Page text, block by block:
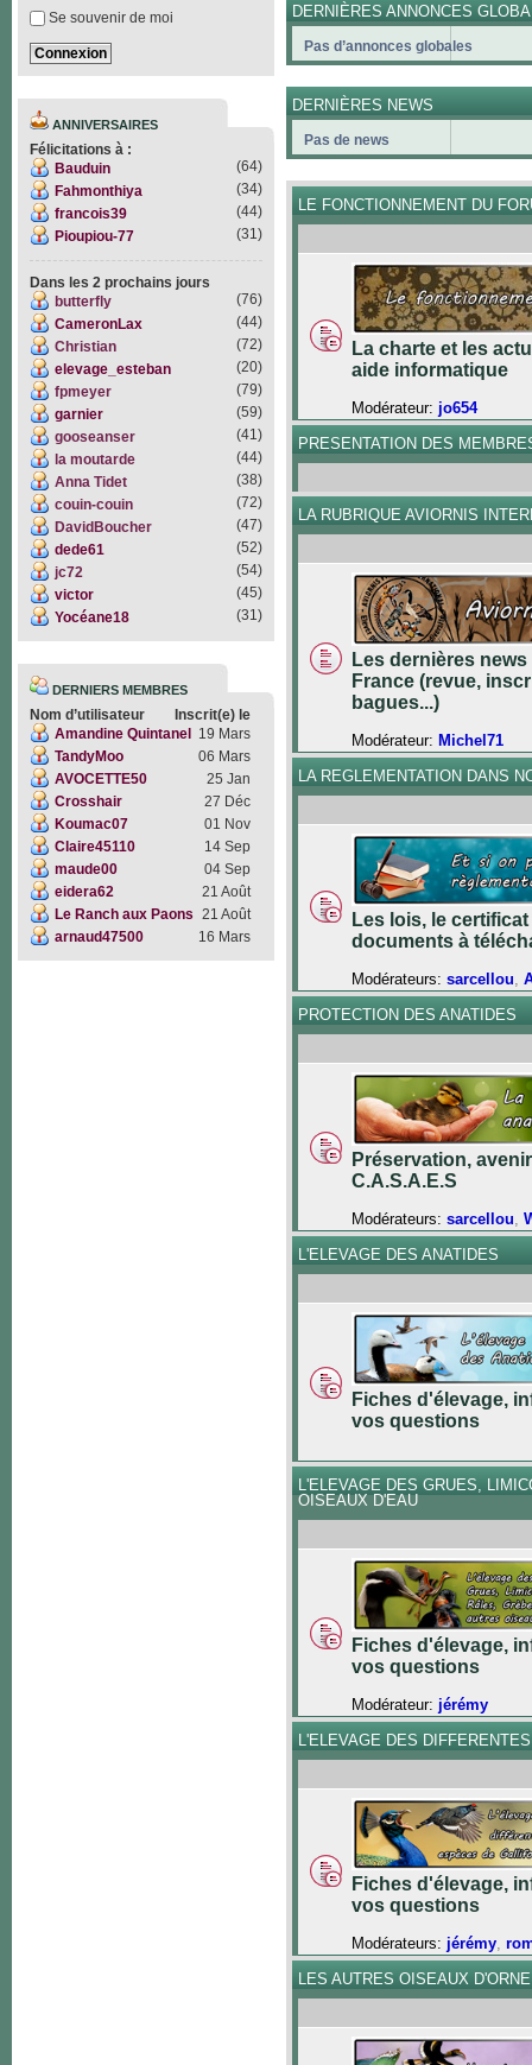
Se souvenir de moi
ANNIVERSAIRES
Félicitations à :
Bauduin
(64)
Fahmonthiya
(34)
francois39
(44)
Pioupiou-77
(31)
Dans les 2 prochains jours
butterfly
(76)
CameronLax
(44)
Christian
(72)
elevage_esteban
(20)
fpmeyer
(79)
garnier
(59)
gooseanser
(41)
la moutarde
(44)
Anna Tidet
(38)
couin-couin
(72)
DavidBoucher
(47)
dede61
(52)
jc72
(54)
victor
(45)
Yocéane18
(31)
DERNIERS MEMBRES
Nom d’utilisateur
Inscrit(e) le
Amandine Quintanel
19 Mars
TandyMoo
06 Mars
AVOCETTE50
25 Jan
Crosshair
27 Déc
Koumac07
01 Nov
Claire45110
14 Sep
maude00
04 Sep
eidera62
21 Août
Le Ranch aux Paons 21 Août
arnaud47500
16 Mars
DERNIÈRES ANNONCES
Pas d’annonces globales
DERNIÈRES NEWS
Pas de news
LE FONCTIONNEMENT DU
La charte et les
aide informatique
Modérateur: jo654
PRESENTATION DES
LA RUBRIQUE AVIORNIS
Les dernières
France (revue,
bagues...)
Modérateur: Michel71
LA REGLEMENTATION DANS
Les lois, le
documents à
Modérateurs: sarcellou,
PROTECTION DES ANATIDES
Préservation,
C.A.S.A.E.S
Modérateurs: sarcellou,
L'ELEVAGE DES ANATIDES
Fiches d'élevage,
vos questions
L'ELEVAGE DES GRUES,
OISEAUX D'EAU
Fiches d'élevage,
vos questions
Modérateur: jérémy
L'ELEVAGE DES
Fiches d'élevage,
vos questions
Modérateurs: jérémy,
LES AUTRES OISEAUX